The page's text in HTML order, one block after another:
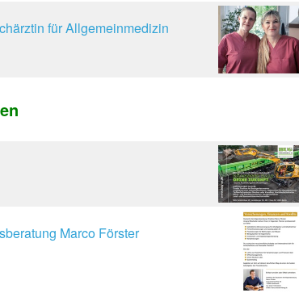
für Allgemeinmedizin
Marco Förster